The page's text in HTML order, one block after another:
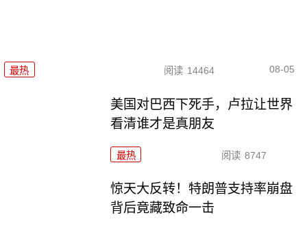
最热 阅读 14464 08-05
美国对巴西下死手，卢拉让世界
看清谁才是真朋友
最热 阅读 8747
惊天大反转！特朗普支持率崩盘
背后竟藏致命一击